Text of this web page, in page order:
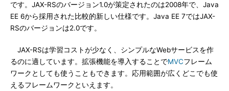
です。JAX-RSのバージョン1.0が策定されたのは2008年で、Java
EE 6から採用された比較的新しい仕様です。Java EE 7ではJAX-
RSのバージョンは2.0です。
JAX-RSは学習コストが少なく、シンプルなWebサービスを作
るのに適しています。拡張機能を導入することでMVCフレーム
ワークとしても使うこともできます。応用範囲が広くどこでも使
えるフレームワークといえます。